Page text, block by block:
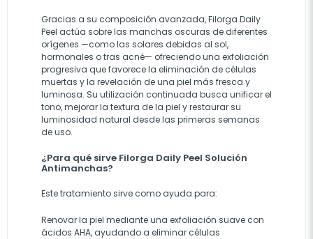
Gracias a su composición avanzada, Filorga Daily
Peel actúa sobre las manchas oscuras de diferentes
orígenes —como las solares debidas al sol,
hormonales o tras acné— ofreciendo una exfoliación
progresiva que favorece la eliminación de células
muertas y la revelación de una piel más fresca y
luminosa. Su utilización continuada busca unificar el
tono, mejorar la textura de la piel y restaurar su
luminosidad natural desde las primeras semanas
de uso.
¿Para qué sirve Filorga Daily Peel Solución
Antimanchas?
Este tratamiento sirve como ayuda para:
Renovar la piel mediante una exfoliación suave con
ácidos AHA, ayudando a eliminar células